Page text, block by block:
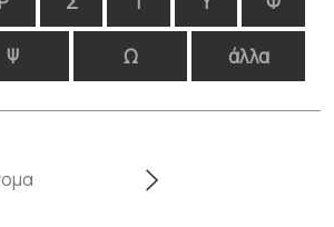
Ψ Ω άλλα